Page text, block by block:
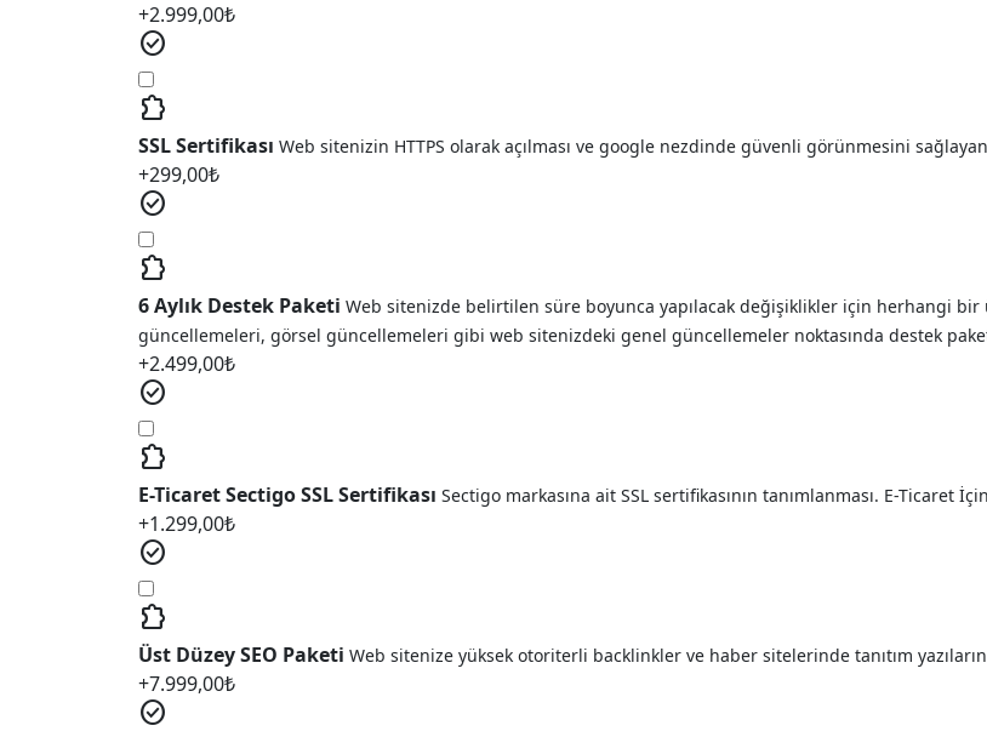
+2.999,00₺
check_circle
extension
SSL Sertifikası Web sitenizin HTTPS olarak açılması ve google nezdinde güvenli görünmesini
+299,00₺
check_circle
extension
6 Aylık Destek Paketi Web sitenizde belirtilen süre boyunca yapılacak değişiklikler için herhangi
güncellemeleri, görsel güncellemeleri gibi web sitenizdeki genel güncellemeler noktasında destek
+2.499,00₺
check_circle
extension
E-Ticaret Sectigo SSL Sertifikası Sectigo markasına ait SSL sertifikasının tanımlanması. E-Ticaret
+1.299,00₺
check_circle
extension
Üst Düzey SEO Paketi Web sitenize yüksek otoriterli backlinkler ve haber sitelerinde tanıtım
+7.999,00₺
check_circle